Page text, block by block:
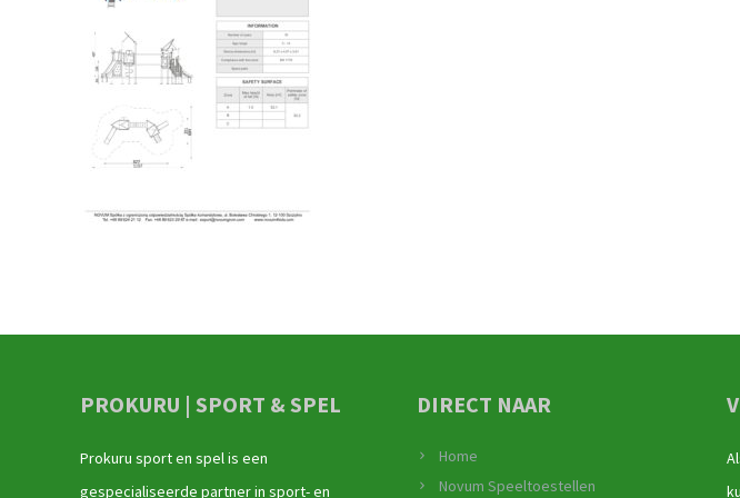
PROKURU | SPORT & SPEL
Prokuru sport en spel is een
gespecialiseerde partner in sport- en
DIRECT NAAR
Home
Novum Speeltoestellen